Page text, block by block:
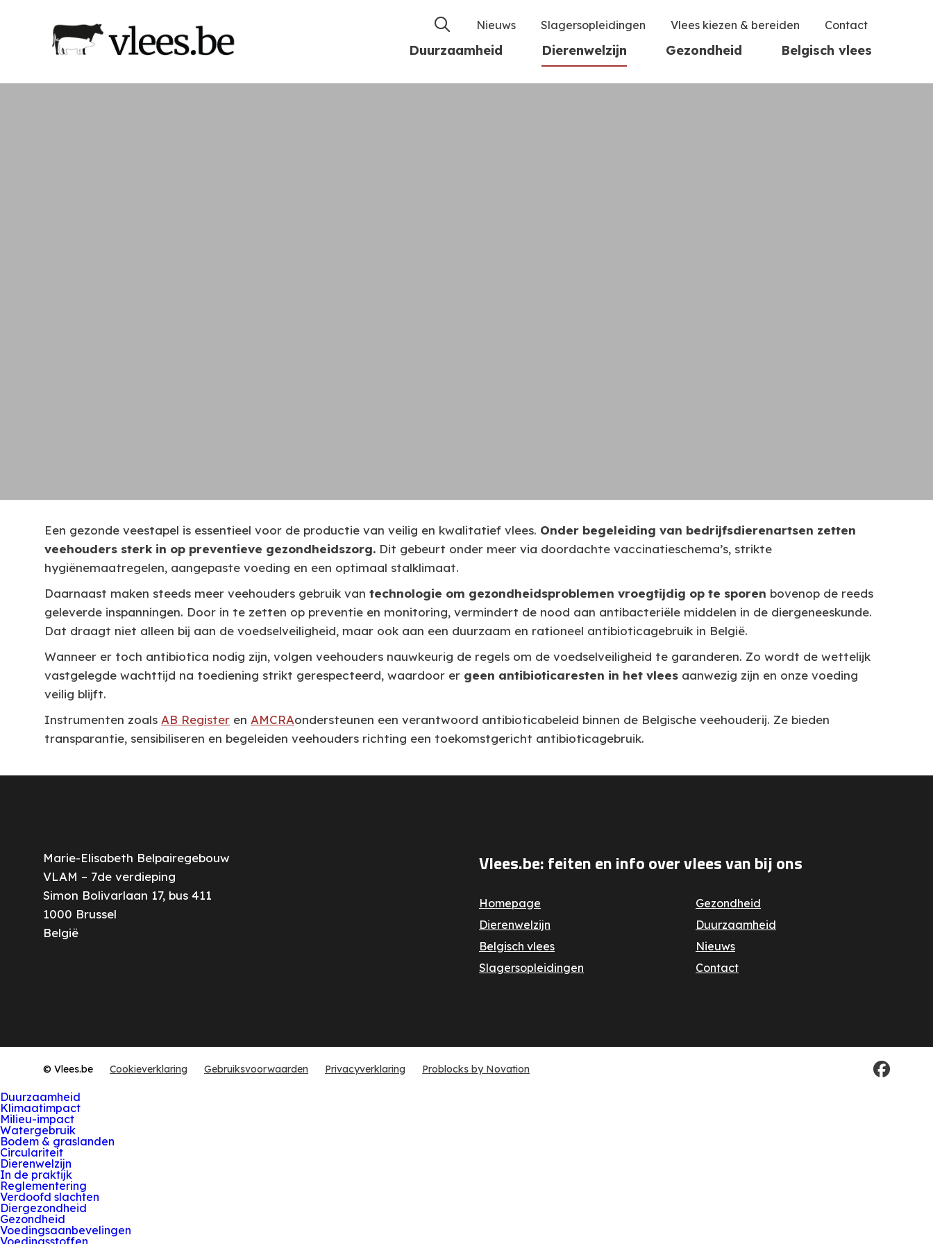
hoofdinhoud
Nieuws Slagersopleidingen Vlees kiezen & bereiden Contact
Duurzaamheid Dierenwelzijn Gezondheid Belgisch vlees
Een gezonde veestapel is essentieel voor de productie van veilig en kwalitatief vlees. Onder begeleiding van bedrijfsdierenartsen zetten
veehouders sterk in op preventieve gezondheidszorg. Dit gebeurt onder meer via doordachte vaccinatieschema’s, strikte
hygiënemaatregelen, aangepaste voeding en een optimaal stalklimaat.
Daarnaast maken steeds meer veehouders gebruik van technologie om gezondheidsproblemen vroegtijdig op te sporen bovenop de reeds
geleverde inspanningen. Door in te zetten op preventie en monitoring, vermindert de nood aan antibacteriële middelen in de diergeneeskunde.
Dat draagt niet alleen bij aan de voedselveiligheid, maar ook aan een duurzaam en rationeel antibioticagebruik in België.
Wanneer er toch antibiotica nodig zijn, volgen veehouders nauwkeurig de regels om de voedselveiligheid te garanderen. Zo wordt de wettelijk
vastgelegde wachttijd na toediening strikt gerespecteerd, waardoor er geen antibiotica­resten in het vlees aanwezig zijn en onze voeding
veilig blijft.
Instrumenten zoals AB Register en AMCRAondersteunen een verantwoord antibioticabeleid binnen de Belgische veehouderij. Ze bieden
transparantie, sensibiliseren en begeleiden veehouders richting een toekomstgericht antibioticagebruik.
Marie-Elisabeth Belpairegebouw
VLAM – 7de verdieping
Simon Bolivarlaan 17, bus 411
1000 Brussel
België
Vlees.be: feiten en info over vlees van bij ons
Homepage
Gezondheid
Dierenwelzijn
Duurzaamheid
Belgisch vlees
Nieuws
Slagersopleidingen
Contact
© Vlees.be Cookieverklaring Gebruiksvoorwaarden Privacyverklaring Problocks by Novation Facebook
Duurzaamheid
Klimaatimpact
Milieu-impact
Watergebruik
Bodem & graslanden
Circulariteit
Dierenwelzijn
In de praktijk
Reglementering
Verdoofd slachten
Diergezondheid
Gezondheid
Voedingsaanbevelingen
Voedingsstoffen